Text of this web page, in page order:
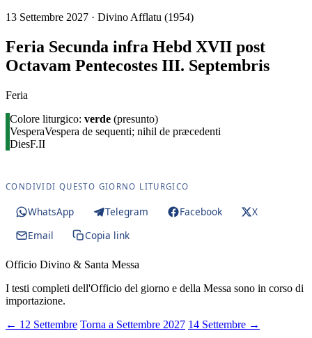
13 Settembre 2027 · Divino Afflatu (1954)
Feria Secunda infra Hebd XVII post
Octavam Pentecostes III. Septembris
Feria
Colore liturgico: verde (presunto)
VesperaVespera de sequenti; nihil de præcedenti
DiesF.II
CONDIVIDI QUESTO GIORNO LITURGICO
WhatsApp Telegram Facebook
X
Email
Copia link
Officio Divino & Santa Messa
I testi completi dell'Officio del giorno e della Messa sono in corso di
importazione.
← 12 Settembre Torna a Settembre 2027 14 Settembre →